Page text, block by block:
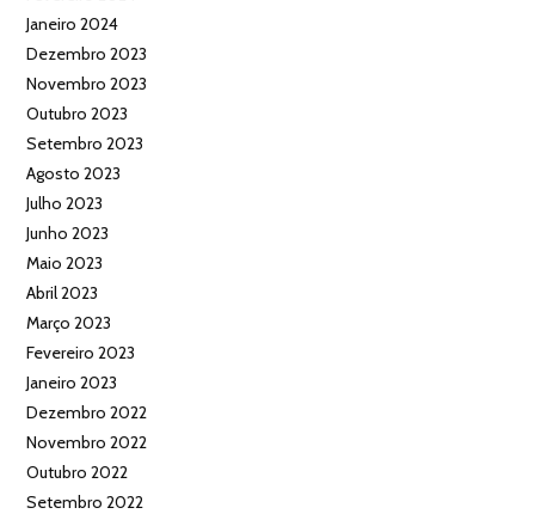
Janeiro 2024
Dezembro 2023
Novembro 2023
Outubro 2023
Setembro 2023
Agosto 2023
Julho 2023
Junho 2023
Maio 2023
Abril 2023
Março 2023
Fevereiro 2023
Janeiro 2023
Dezembro 2022
Novembro 2022
Outubro 2022
Setembro 2022